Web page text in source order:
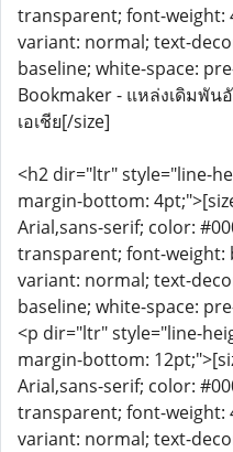
transparent; font-weight:
variant: normal; text-
baseline; white-space:
Bookmaker - แหล่งเดิมพัน
เอเชีย[/size]
<h2 dir="ltr" style="line-
margin-bottom:
Arial,sans-serif; color:
transparent; font-weight:
variant: normal; text-
baseline; white-space:
<p dir="ltr" style="line-
margin-bottom:
Arial,sans-serif; color:
transparent; font-weight:
variant: normal; text-